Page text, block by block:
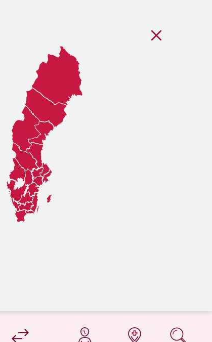
på 1177.se
på 1177.se
på 1177.se
på 1177.se